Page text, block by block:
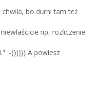
bo durni tam też
np, rozliczenie
:-)))))) A powiesz